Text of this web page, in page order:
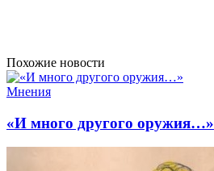
Похожие новости
Мнения
«И много другого оружия…»